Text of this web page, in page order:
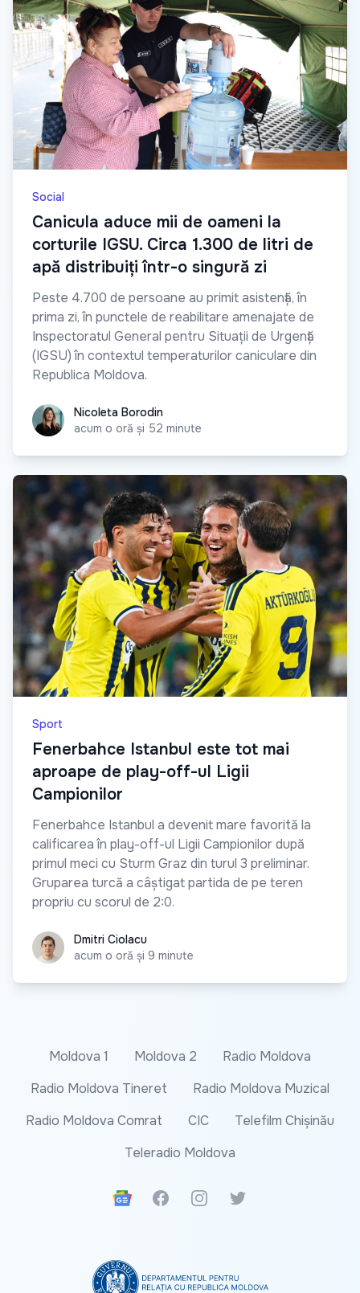
Social
Canicula aduce mii de oameni la
corturile IGSU. Circa 1.300 de litri de
apă distribuiți într-o singură zi
Peste 4.700 de persoane au primit asistență, în
prima zi, în punctele de reabilitare amenajate de
Inspectoratul General pentru Situații de Urgență
(IGSU) în contextul temperaturilor caniculare din
Republica Moldova.
Nicoleta Borodin
Nicoleta Borodin
acum o oră și 52 minute
Sport
Fenerbahce Istanbul este tot mai
aproape de play-off-ul Ligii
Campionilor
Fenerbahce Istanbul a devenit mare favorită la
calificarea în play-off-ul Ligii Campionilor după
primul meci cu Sturm Graz din turul 3 preliminar.
Gruparea turcă a câștigat partida de pe teren
propriu cu scorul de 2:0.
Dmitri Ciolacu
Dmitri Ciolacu
acum o oră și 9 minute
Moldova 1 Moldova 2
Radio Moldova
Radio Moldova Tineret
Radio Moldova Muzical
Radio Moldova Comrat
CIC
Telefilm Chișinău
Teleradio Moldova
Google News
FacebookInstagramTwitter